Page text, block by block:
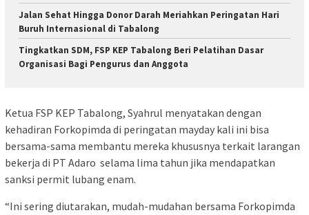
Jalan Sehat Hingga Donor Darah Meriahkan Peringatan Hari
Buruh Internasional di Tabalong
Tingkatkan SDM, FSP KEP Tabalong Beri Pelatihan Dasar
Organisasi Bagi Pengurus dan Anggota
Ketua FSP KEP Tabalong, Syahrul menyatakan dengan
kehadiran Forkopimda di peringatan mayday kali ini bisa
bersama-sama membantu mereka khususnya terkait larangan
bekerja di PT Adaro selama lima tahun jika mendapatkan
sanksi permit lubang enam.
“Ini sering diutarakan, mudah-mudahan bersama Forkopimda